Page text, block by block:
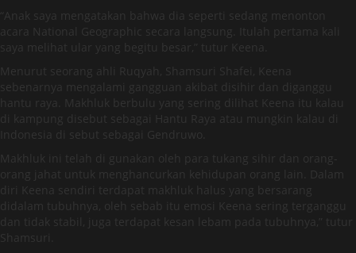
“Anak saya mengatakan bahwa dia seperti sedang menonton
acara National Geographic secara langsung. Itulah pertama kali
saya melihat ular yang begitu besar,” tutur Keena.
Menurut seorang ahli Ruqyah, Shamsuri Shafei, Keena
sebenarnya mengalami gangguan akibat disihir dan diganggu
hantu raya. Makhluk berbulu yang sering dilihat Keena itu kalau
di kampung disebut sebagai Hantu Raya atau mungkin kalau di
Indonesia di sebut sebagai Gendruwo.
Makhluk ini telah di gunakan oleh para tukang sihir dan orang-
orang jahat untuk menghancurkan kehidupan orang lain. Dalam
diri Keena sendiri terdapat makhluk halus yang bersarang
didalam tubuhnya, oleh sebab itu emosi Keena sering terganggu
dan tidak stabil, juga terdapat kesan lebam pada tubuhnya,” tutur
Shamsuri.